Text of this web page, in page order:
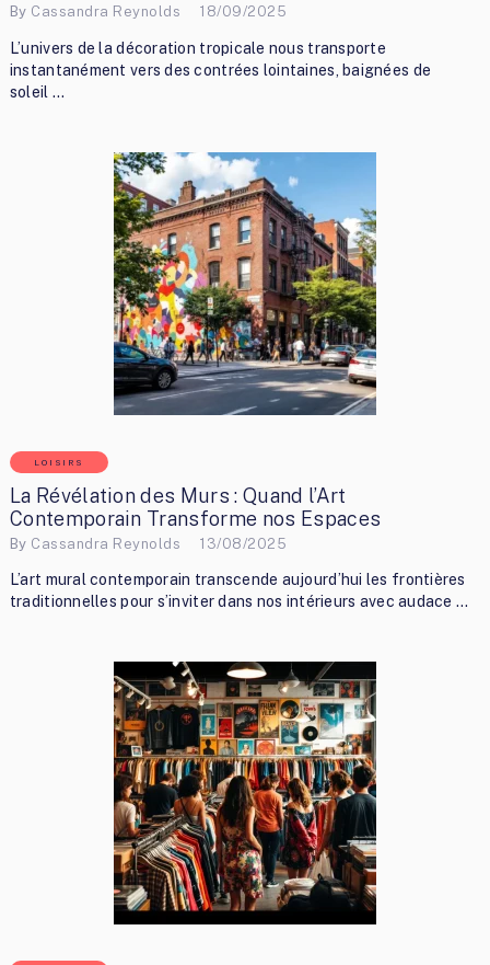
By Cassandra Reynolds 18/09/2025
L’univers de la décoration tropicale nous transporte
instantanément vers des contrées lointaines, baignées de
soleil …
LOISIRS
La Révélation des Murs : Quand l’Art
Contemporain Transforme nos Espaces
By Cassandra Reynolds 13/08/2025
L’art mural contemporain transcende aujourd’hui les frontières
traditionnelles pour s’inviter dans nos intérieurs avec audace …